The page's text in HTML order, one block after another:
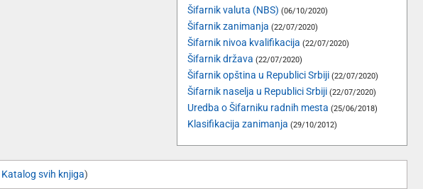
Šifarnik valuta (NBS) (06/10/2020)
Šifarnik zanimanja (22/07/2020)
Šifarnik nivoa kvalifikacija (22/07/2020)
Šifarnik država (22/07/2020)
Šifarnik opština u Republici Srbiji (22/07/2020)
Šifarnik naselja u Republici Srbiji (22/07/2020)
Uredba o Šifarniku radnih mesta (25/06/2018)
Klasifikacija zanimanja (29/10/2012)
Katalog svih knjiga)